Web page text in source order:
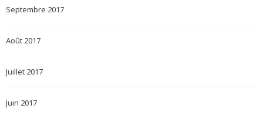
Septembre 2017
Août 2017
Juillet 2017
Juin 2017